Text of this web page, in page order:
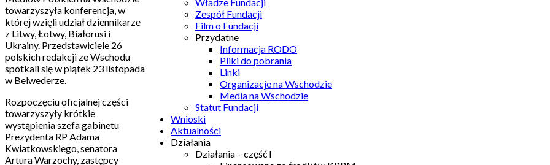
Zespół Fundacji
Film o Fundacji
Przydatne
Informacja RODO
Pliki do pobrania
Linki
Organizacje na Wschodzie
Media na Wschodzie
Statut Fundacji
Wnioski
Aktualności
Działania
Działania – część I
towarzyszyła konferencja, w
której wzięli udział dziennikarze
z Litwy, Łotwy, Białorusi i
Ukrainy. Przedstawiciele 26
polskich redakcji ze Wschodu
spotkali się w piątek 23 listopada
w Belwederze.
Rozpoczęciu oficjalnej części
towarzyszyły krótkie
wystąpienia szefa gabinetu
Prezydenta RP Adama
Kwiatkowskiego, senatora
Artura Warzochy, zastępcy